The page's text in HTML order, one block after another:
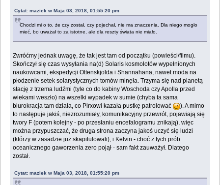
Cytat: maziek w Maja 03, 2018, 01:55:20 pm
Chodzi mi o to, że czy został, czy pojechał, nie ma znaczenia. Dla niego mogło
mieć, bo uważał to za istotne, ale dla reszty świata nie miało.
Zwróćmy jednak uwagę, że tak jest tam od początku (powieści/filmu).
Skończył się czas wysyłania na(d) Solaris kosmolotów wypełnionych
naukowcami, ekspedycji Ottenskjolda i Shannahana, nawet moda na
płodzenie setek solarystycznych tomów minęła. Trzyma się nad planetą
stację z trzema ludźmi (tyle co do kabiny Woschoda czy Apolla przed
wiekami weszło) na wszelki wypadek w sumie (chyba ta sama
biurokracja tam działa, co Pirxowi kazała pustkę patrolować
). A mimo
to następuje jakiś, niezrozumiały, komunikacyjny przewrót, pojawiają się
twory F (potem kolejny - po przesłaniu encefalogramu znikają), więc
można przypuszczać, że druga strona zaczyna jakoś uczyć się ludzi
(którzy w zasadzie już skapitulowali), i Kelvin - choć z tych prób
oceanicznego gaworzenia zero pojął - sam fakt zauważył. Dlatego
został.
Cytat: maziek w Maja 03, 2018, 01:55:20 pm